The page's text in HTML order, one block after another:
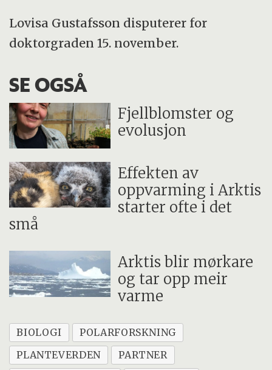
Lovisa Gustafsson disputerer for
doktorgraden 15. november.
SE OGSÅ
Fjellblomster og
evolusjon
Effekten av
oppvarming i Arktis
starter ofte i det
små
Arktis blir mørkare
og tar opp meir
varme
BIOLOGI
POLARFORSKNING
PLANTEVERDEN
PARTNER